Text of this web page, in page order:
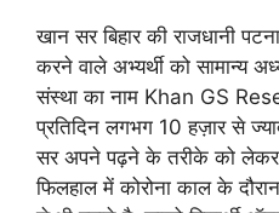
खान सर बिहार की राजधानी पटना
करने वाले अभ्यर्थी को सामान्य
संस्था का नाम Khan GS
प्रतिदिन लगभग 10 हज़ार से
सर अपने पढ़ने के तरीके को लेकर
फिलहाल में कोरोना काल के